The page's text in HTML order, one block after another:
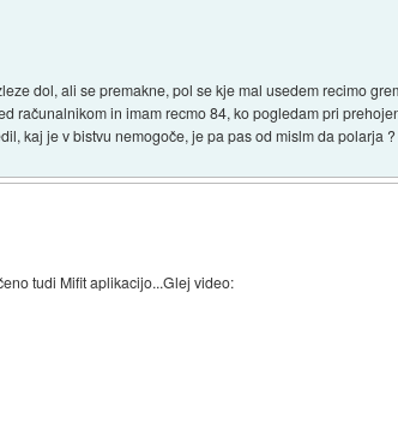
dol, ali se premakne, pol se kje mal usedem recimo
računalnikom in imam recmo 84, ko pogledam pri
kaj je v bistvu nemogoče, je pa pas od mislm da polarja ?
tudi Mifit aplikacijo...Glej video: